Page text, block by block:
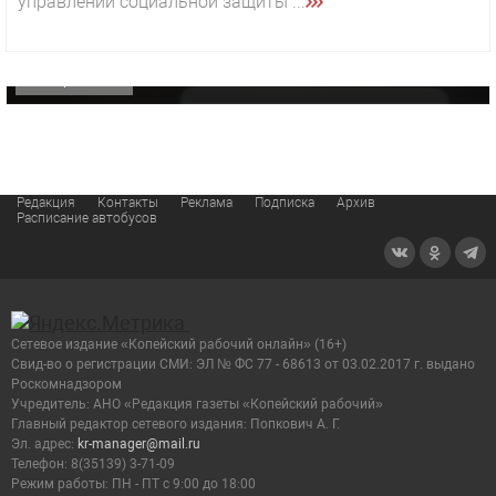
«Звезда» Метрана стала главным героем нового
Редакция Контакты Реклама Подписка
Архив
Расписание автобусов
Сетевое издание «Копейский рабочий онлайн» (16+)
Cвид-во о регистрации СМИ: ЭЛ № ФС 77 - 68613 от 03.02.2017 г. выдано
Роскомнадзором
Учредитель: АНО «Редакция газеты «Копейский рабочий»
Главный редактор сетевого издания: Попкович А. Г.
Эл. адрес: kr-manager@mail.ru
Телефон: 8(35139) 3-71-09
Режим работы: ПН - ПТ с 9:00 до 18:00